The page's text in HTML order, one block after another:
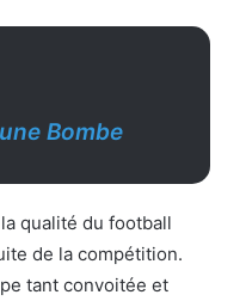
Bombe
qualité du football
de la compétition.
tant convoitée et